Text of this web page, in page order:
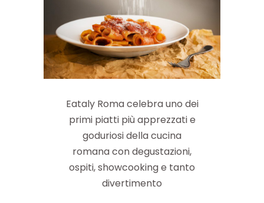
Eataly Roma celebra uno dei
primi piatti più apprezzati e
goduriosi della cucina
romana con degustazioni,
ospiti, showcooking e tanto
divertimento